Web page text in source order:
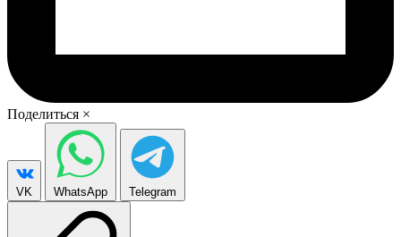
Поделиться ×
VK WhatsApp Telegram